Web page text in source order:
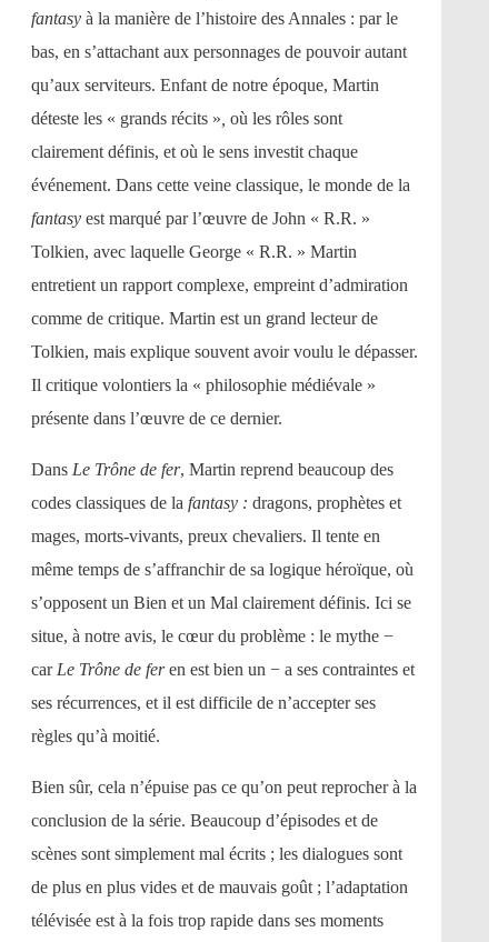
fantasy à la manière de l’histoire des Annales : par le
bas, en s’attachant aux personnages de pouvoir autant
qu’aux serviteurs. Enfant de notre époque, Martin
déteste les « grands récits » où les rôles sont
clairement définis, et où le sens investit chaque
événement. Dans cette veine classique, le monde de la
fantasy est marqué par l’œuvre de John « R.R. »
Tolkien, avec laquelle George « R.R. » Martin
entretient un rapport complexe, empreint d’admiration
comme de critique. Martin est un grand lecteur de
Tolkien, mais explique souvent avoir voulu le dépasser.
Il critique volontiers la « philosophie médiévale »
présente dans l’œuvre de ce dernier.
Dans Le Trône de fer, Martin reprend beaucoup des
codes classiques de la fantasy : dragons, prophètes et
mages, morts-vivants, preux chevaliers. Il tente en
même temps de s’affranchir de sa logique héroïque, où
s’opposent un Bien et un Mal clairement définis. Ici se
situe, à notre avis, le cœur du problème : le mythe −
carLe Trône de feren est bien un − a ses contraintes et
ses récurrences, et il est difficile de n’accepter ses
règles qu’à moitié.
Bien sûr, cela n’épuise pas ce qu’on peut reprocher à la
conclusion de la série. Beaucoup d’épisodes et de
scènes sont simplement mal écrits ; les dialogues sont
de plus en plus vides et de mauvais goût ; l’adaptation
télévisée est à la fois trop rapide dans ses moments